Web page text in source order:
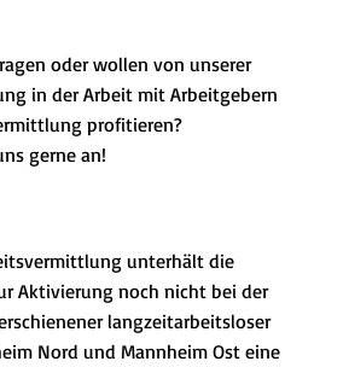
oder wollen von unserer
in der Arbeit mit Arbeitgebern
profitieren?
gerne an!
unterhält die
Aktivierung noch nicht bei der
langzeitarbeitsloser
Nord und Mannheim Ost eine